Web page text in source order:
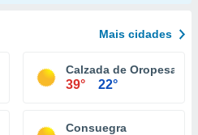
Mais cidades
Calzada de Oropesa
39° 22°
Consuegra